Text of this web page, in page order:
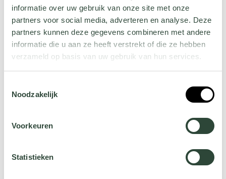
informatie over uw gebruik van onze site met onze
partners voor social media, adverteren en analyse. Deze
partners kunnen deze gegevens combineren met andere
informatie die u aan ze heeft verstrekt of die ze hebben
verzameld op basis van uw gebruik van hun services.
jehier.
Noodzakelijk
Voorkeuren
Statistieken